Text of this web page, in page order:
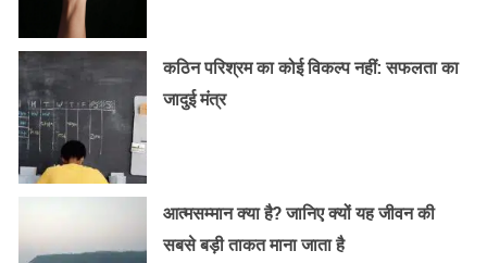
कठिन परिश्रम का कोई विकल्प नहीं: सफलता का
जादुई मंत्र
आत्मसम्मान क्या है? जानिए क्यों यह जीवन की
सबसे बड़ी ताकत माना जाता है